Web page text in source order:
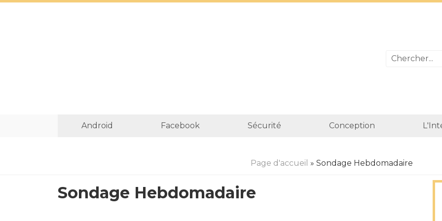
Android Facebook Sécurité Conception
Page d'accueil » Sondage Hebdomadaire
Sondage Hebdomadaire